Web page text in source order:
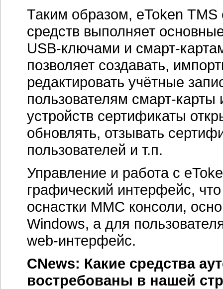
Таким образом, eToken
средств выполняет
USB-ключами и смарт-
позволяет создавать,
редактировать учётные
пользователям смарт-карты
устройств сертификаты
обновлять, отзывать
пользователей и т.п.
Управление и работа с
графический интерфейс,
оснастки MMC консоли,
Windows, а для
web-интерфейс.
CNews: Какие средства
востребованы в нашей